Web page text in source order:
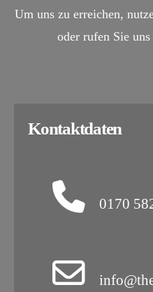
Um uns zu erreichen,
oder rufen Sie
Kontaktdaten
0170